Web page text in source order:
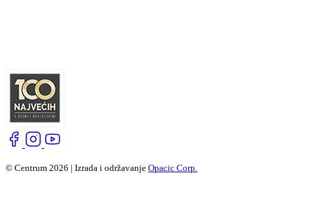
© Centrum 2026 | Izrada i održavanje Opacic Corp.